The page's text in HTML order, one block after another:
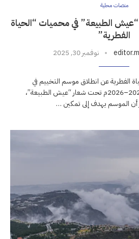
منصات محلية
الطبيعة” في محميات “الحياة
الفطرية”
نوفمبر 30, 2025
الفطرية عن انطلاق موسم التخييم في
المحميات التابعة له لعامي 2025–2026م تحت شعار “عيش الطبيعة”،
أن الموسم يهدف إلى تمكين …